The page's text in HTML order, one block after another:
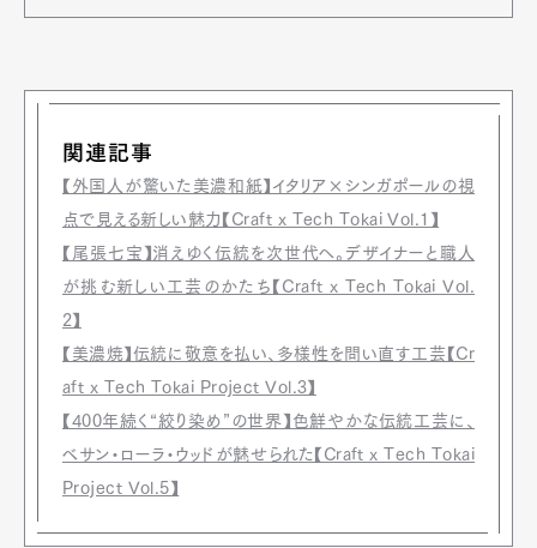
Official Columnist
About
Pen international Pen tw
関連記事
【外国人が驚いた美濃和紙】イタリア×シンガポールの視
点で見える新しい魅力【Craft x Tech Tokai Vol.1】
【尾張七宝】消えゆく伝統を次世代へ。デザイナーと職人
が挑む新しい工芸のかたち【Craft x Tech Tokai Vol.
2】
【美濃焼】伝統に敬意を払い、多様性を問い直す工芸【Cr
aft x Tech Tokai Project Vol.3】
【400年続く“絞り染め”の世界】色鮮やかな伝統工芸に、
ベサン・ローラ・ウッドが魅せられた【Craft x Tech Tokai
Project Vol.5】